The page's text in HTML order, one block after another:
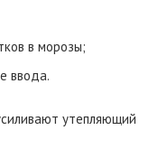
в морозы;
ввода.
утепляющий